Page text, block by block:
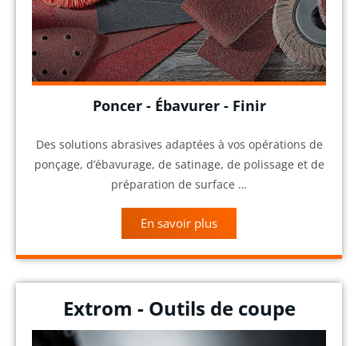
Poncer - Ébavurer - Finir
Des solutions abrasives adaptées à vos opérations de
ponçage, d’ébavurage, de satinage, de polissage et de
préparation de surface …
En savoir plus
Extrom - Outils de coupe